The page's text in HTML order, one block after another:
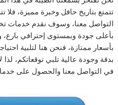
تتمتع بتاريخ حافل وخبرة مميزة، فلا
التواصل معنا، وسوف نقدم خدمات
بأعلى جودة وبمستوى إحترافي
بأسعار ممتازة، فنحن هنا لتلبية
بدقة وجودة عالية تلبي توقعاتكم، لذا
في التواصل معنا والحصول على